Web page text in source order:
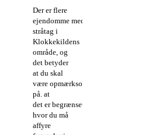
Der er flere
ejendomme med
stråtag i
Klokkekildens
område, og
det betyder
at du skal
være opmærksom
på. at
det er begrænset
hvor du må
affyre